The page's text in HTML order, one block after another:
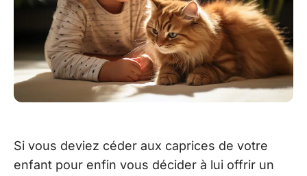
Si vous deviez céder aux caprices de votre
enfant pour enfin vous décider à lui offrir un